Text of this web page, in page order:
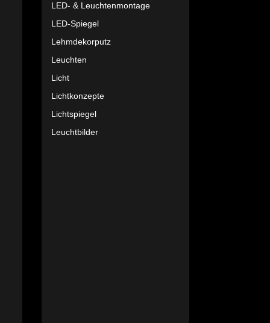
LED- & Leuchtenmontage
LED-Spiegel
Lehmdekorputz
Leuchten
Licht
Lichtkonzepte
Lichtspiegel
Leuchtbilder